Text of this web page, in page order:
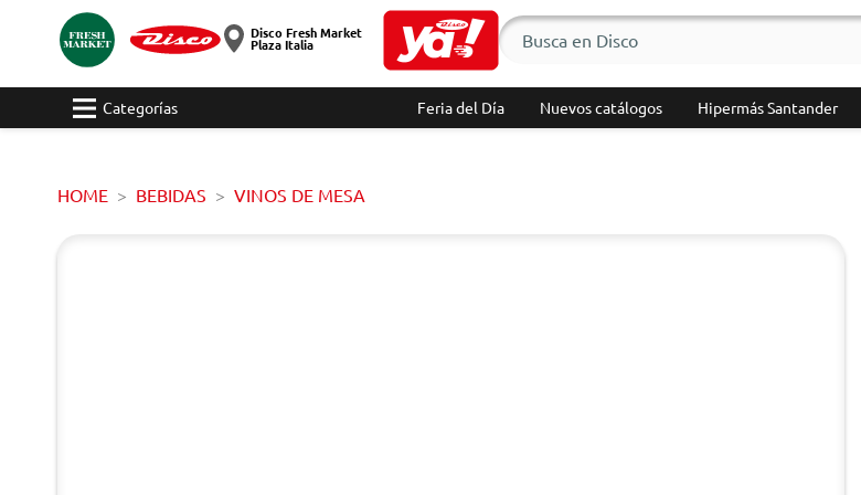
Disco Fresh Market
Plaza Italia
Categorías Feria del Día Nuevos catálogos Hipermás Santander
HOME BEBIDAS VINOS DE MESA